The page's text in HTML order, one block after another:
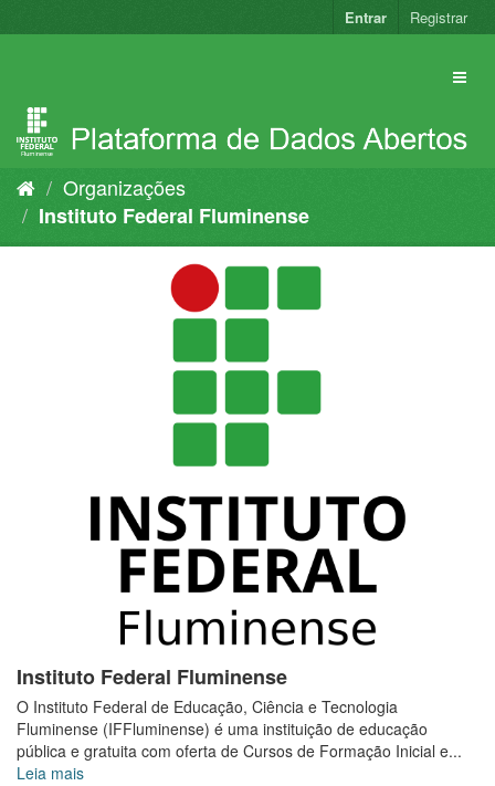
para
Entrar Registrar
Organizações
Instituto Federal Fluminense
Instituto Federal Fluminense
O Instituto Federal de Educação, Ciência e Tecnologia
Fluminense (IFFluminense) é uma instituição de educação
pública e gratuita com oferta de Cursos de Formação Inicial e...
Leia mais